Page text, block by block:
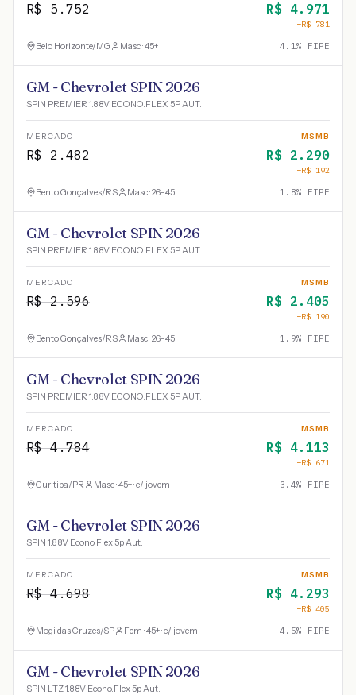
R$5.752 R$ 4.971
−R$ 781
Belo Horizonte/MG Masc · 45+ 4.1% FIPE
GM - Chevrolet SPIN 2026
SPIN PREMIER 1.8 8V ECONO.FLEX 5P AUT.
MERCADO
R$2.482
MSMB
R$ 2.290
−R$ 192
Bento Gonçalves/RS Masc · 26-45 1.8% FIPE
GM - Chevrolet SPIN 2026
SPIN PREMIER 1.8 8V ECONO.FLEX 5P AUT.
MERCADO
R$2.596
MSMB
R$ 2.405
−R$ 190
Bento Gonçalves/RS Masc · 26-45 1.9% FIPE
GM - Chevrolet SPIN 2026
SPIN PREMIER 1.8 8V ECONO.FLEX 5P AUT.
MERCADO
R$4.784
MSMB
R$ 4.113
−R$ 671
Curitiba/PR Masc · 45+ · c/ jovem 3.4% FIPE
GM - Chevrolet SPIN 2026
SPIN 1.8 8V Econo.Flex 5p Aut.
MERCADO
R$4.698
MSMB
R$ 4.293
−R$ 405
Mogi das Cruzes/SP Fem · 45+ · c/ jovem 4.5% FIPE
GM - Chevrolet SPIN 2026
SPIN LTZ 1.8 8V Econo.Flex 5p Aut.